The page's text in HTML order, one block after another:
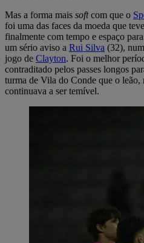
Mas a forma mais softcom que o
foi uma das faces da moeda que
finalmente com tempo e espaço
um sério aviso a Rui Silva (32),
jogo de Clayton. Foi o melhor
contraditado pelos passes longos
turma de Vila do Conde que o leão,
continuava a ser temível.